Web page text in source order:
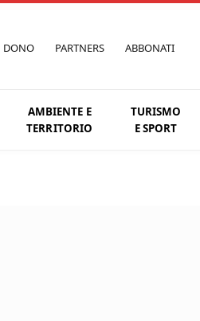
DONO PARTNERS ABBONATI
AMBIENTE E
TERRITORIO
TURISMO
E SPORT